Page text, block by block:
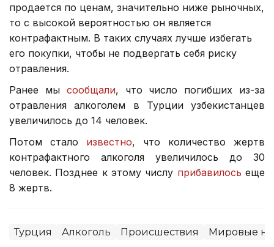
продается по ценам, значительно ниже рыночных,
то с высокой вероятностью он является
контрафактным. В таких случаях лучше избегать
его покупки, чтобы не подвергать себя риску
отравления.
Ранее мы сообщали, что число погибших из-за
отравления алкоголем в Турции узбекистанцев
увеличилось до 14 человек.
Потом стало известно, что количество жертв
контрафактного алкоголя увеличилось до 30
человек. Позднее к этому числу прибавилось еще
8 жертв.
Турция Алкоголь Происшествия Мировые